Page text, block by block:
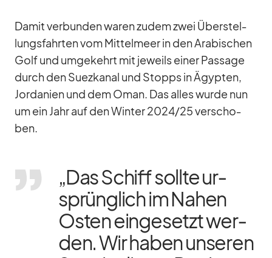
Da­mit ver­bun­den wa­ren zu­dem zwei Über­stel­
lungs­fahr­ten vom Mit­tel­meer in den Ara­bi­schen
Golf und um­ge­kehrt mit je­weils ei­ner Pas­sage
durch den Su­ez­ka­nal und Stopps in Ägyp­ten,
Jor­da­nien und dem Oman. Das al­les wurde nun
um ein Jahr auf den Win­ter 2024/​25 ver­scho­
ben.
„Das Schiff sollte ur­
sprüng­lich im Na­hen
Os­ten ein­ge­setzt wer­
den. Wir ha­ben un­se­ren